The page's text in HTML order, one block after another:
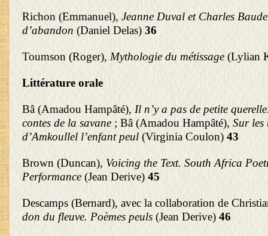
Richon (Emmanuel),Jeanne Duval et Charles
d’abandon (Daniel Delas) 36
Toumson (Roger),Mythologie du métissage (Lylian
Littérature orale
Bâ (Amadou Hampâté), Il n’y a pas de petite
contes de la savane ; Bâ (Amadou Hampâté), Sur les
d’Amkoullel l’enfant peul (Virginia Coulon) 43
Brown (Duncan), Voicing the Text. South Africa
Performance (Jean Derive) 45
Descamps (Bernard), avec la collaboration de
don du fleuve. Poèmes peuls (Jean Derive) 46